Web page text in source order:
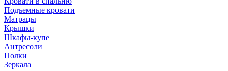
Подъемные кровати
Матрацы
Крышки
Шкафы-купе
Антресоли
Полки
Зеркала